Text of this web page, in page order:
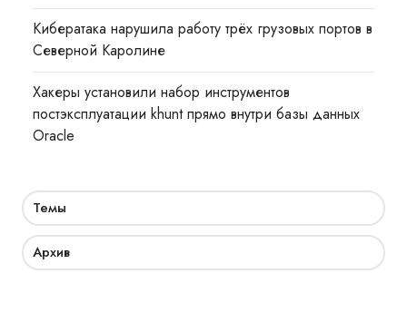
Кибератака нарушила работу трёх грузовых портов в
Северной Каролине
Хакеры установили набор инструментов
постэксплуатации khunt прямо внутри базы данных
Oracle
Темы
Архив